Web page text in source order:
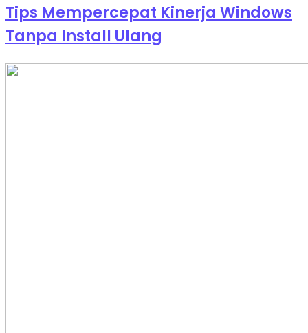
Tips Mempercepat Kinerja Windows
Tanpa Install Ulang